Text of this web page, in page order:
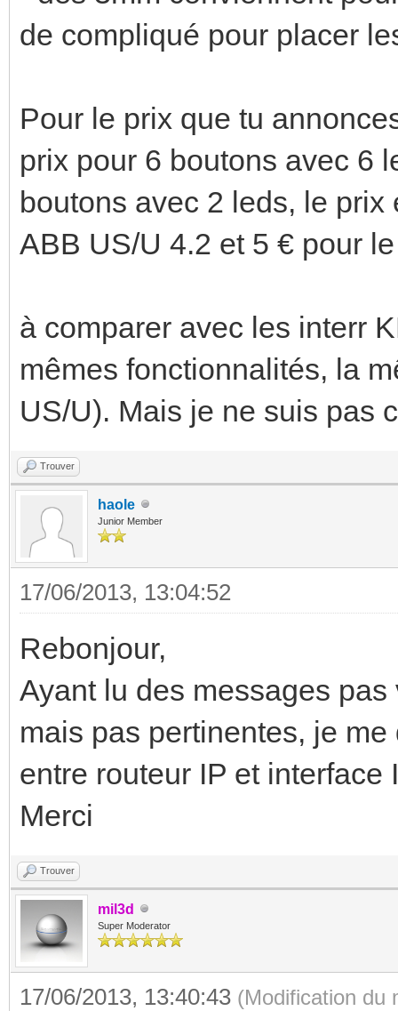
de compliqué pour placer
Pour le prix que tu
prix pour 6 boutons avec 6
boutons avec 2 leds, le
ABB US/U 4.2 et 5 € pour
à comparer avec les interr
mêmes fonctionnalités, la
US/U). Mais je ne suis pas
Trouver
haole
Junior Member
17/06/2013, 13:04:52
Rebonjour,
Ayant lu des messages
mais pas pertinentes, je
entre routeur IP et interface
Merci
Trouver
mil3d
Super Moderator
17/06/2013, 13:40:43 (Modification du